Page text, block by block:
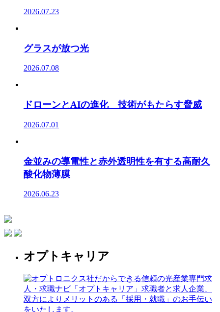
2026.07.23
グラスが放つ光
2026.07.08
ドローンとAIの進化 技術がもたらす脅威
2026.07.01
金並みの導電性と赤外透明性を有する高耐久
酸化物薄膜
2026.06.23
オプトキャリア